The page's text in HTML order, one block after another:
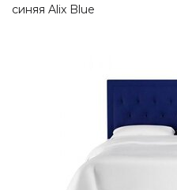
По типу
Технический свет
Уличное освещение
Комплектующие
синяя Alix Blue